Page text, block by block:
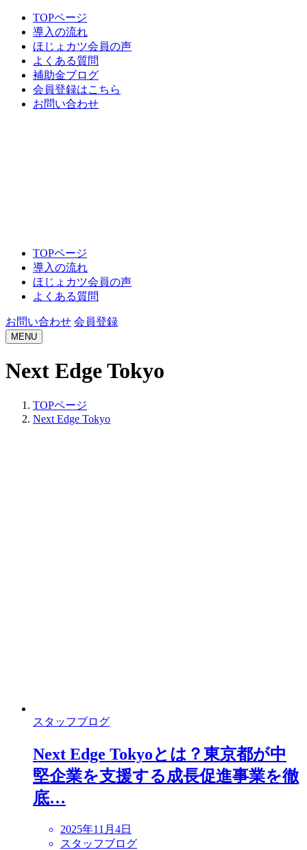
TOPページ
導入の流れ
ほじょカツ会員の声
よくある質問
補助金ブログ
会員登録はこちら
お問い合わせ
TOPページ
導入の流れ
ほじょカツ会員の声
よくある質問
お問い合わせ 会員登録
MENU
Next Edge Tokyo
TOPページ
Next Edge Tokyo
スタッフブログ
Next Edge Tokyoとは？東京都が中
堅企業を支援する成長促進事業を徹
底…
2025年11月4日
スタッフブログ